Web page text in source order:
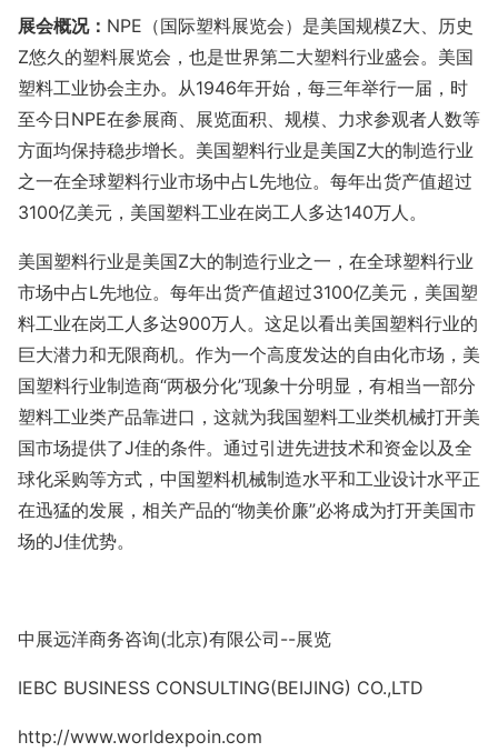
展会概况： NPE （国际塑料展览会）是美国规模Z大、历史
Z悠久的塑料展览会，也是世界第二大塑料行业盛会。美国
塑料工业协会主办。从1946年开始，每三年举行一届，时
至今日NPE在参展商、展览面积、规模、力求参观者人数等
方面均保持稳步增长。美国塑料行业是美国Z大的制造行业
之一在全球塑料行业市场中占L先地位。每年出货产值超过
3100亿美元，美国塑料工业在岗工人多达140万人。
美国塑料行业是美国Z大的制造行业之一，在全球塑料行业
市场中占L先地位。每年出货产值超过3100亿美元，美国塑
料工业在岗工人多达900万人。这足以看出美国塑料行业的
巨大潜力和无限商机。作为一个高度发达的自由化市场，美
国塑料行业制造商“两极分化”现象十分明显，有相当一部分
塑料工业类产品靠进口，这就为我国塑料工业类机械打开美
国市场提供了J佳的条件。通过引进先进技术和资金以及全
球化采购等方式，中国塑料机械制造水平和工业设计水平正
在迅猛的发展，相关产品的“物美价廉”必将成为打开美国市
场的J佳优势。
中展远洋商务咨询(北京)有限公司--展览
IEBC BUSINESS CONSULTING(BEIJING) CO.,LTD
http://www.worldexpoin.com